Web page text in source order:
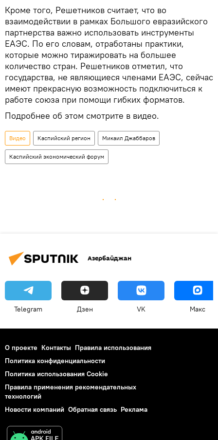
Кроме того, Решетников считает, что во
взаимодействии в рамках Большого евразийского
партнерства важно использовать инструменты
ЕАЭС. По его словам, отработаны практики,
которые можно тиражировать на большее
количество стран. Решетников отметил, что
государства, не являющиеся членами ЕАЭС, сейчас
имеют прекрасную возможность подключиться к
работе союза при помощи гибких форматов.
Подробнее об этом смотрите в видео.
Видео Каспийский регион Микаил Джаббаров
Каспийский экономический форум
Азербайджан
Telegram Дзен VK Макс
О проекте Контакты Правила использования
Политика конфиденциальности
Политика использования Cookie
Правила применения рекомендательных
технологий
Новости компаний Обратная связь Реклама